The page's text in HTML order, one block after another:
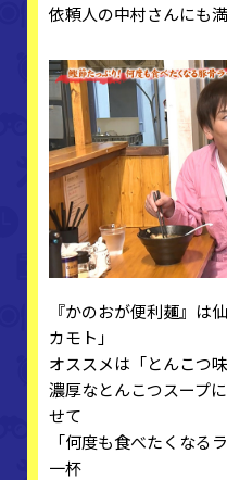
依頼人の中村さんにも
『かのおが便利麺』は
カモト」
オススメは「とんこつ味
濃厚なとんこつスープ
せて
「何度も食べたくなる
一杯